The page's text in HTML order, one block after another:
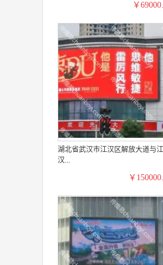
￥
湖北省武汉市江汉区解放大道与江
汉...
￥